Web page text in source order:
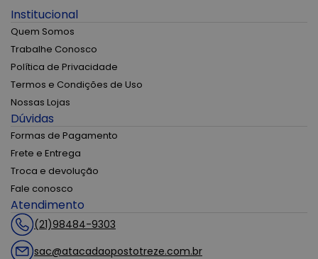
Institucional
Quem Somos
Trabalhe Conosco
Política de Privacidade
Termos e Condições de Uso
Nossas Lojas
Dúvidas
Formas de Pagamento
Frete e Entrega
Troca e devolução
Fale conosco
Atendimento
(21)98484-9303
sac@atacadaopostotreze.com.br